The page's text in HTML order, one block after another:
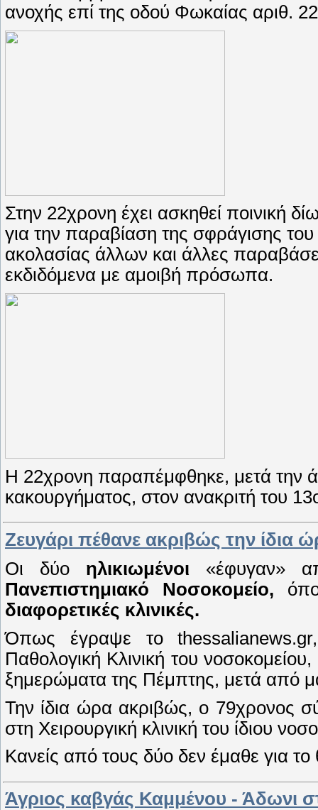
ανοχής επί της οδού Φωκαίας αριθ.
Στην 22χρονη έχει ασκηθεί ποινική
για την παραβίαση της σφράγισης
ακολασίας άλλων και άλλες
εκδιδόμενα με αμοιβή πρόσωπα.
Η 22χρονη παραπέμφθηκε, μετά την
κακουργήματος, στον ανακριτή του
Ζευγάρι πέθανε ακριβώς την ίδια
Οι δύο ηλικιωμένοι «έφυγαν»
Πανεπιστημιακό Νοσοκομείο,
διαφορετικές κλινικές.
Όπως έγραψε το
Παθολογική Κλινική του
ξημερώματα της Πέμπτης, μετά από
Την ίδια ώρα ακριβώς, ο 79χρονος
στη Χειρουργική κλινική του ίδιου
Κανείς από τους δύο δεν έμαθε για
Άγριος καβγάς Καμμένου - Άδωνι